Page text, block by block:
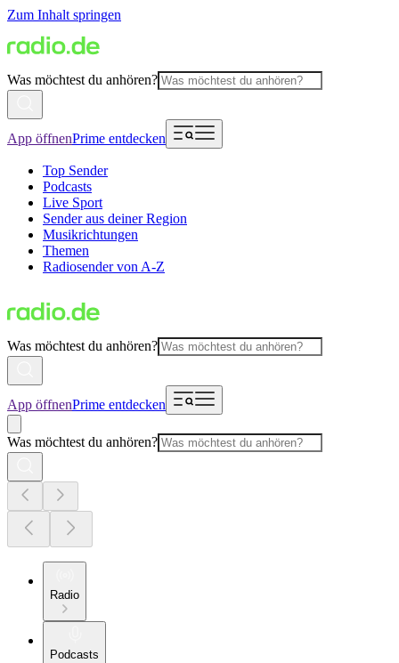
Zum Inhalt springen
Was möchtest du anhören?
App öffnenPrime entdecken
Top Sender
Podcasts
Live Sport
Sender aus deiner Region
Musikrichtungen
Themen
Radiosender von A-Z
Was möchtest du anhören?
App öffnenPrime entdecken
Was möchtest du anhören?
Radio
Podcasts